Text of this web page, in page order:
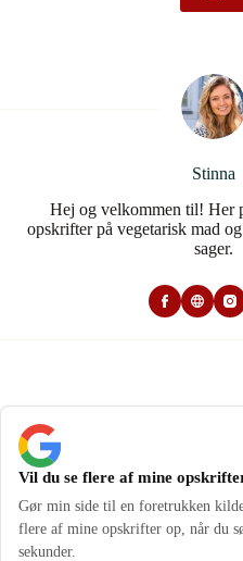
Stinna
Hej og velkommen til! Her
opskrifter på vegetarisk mad
sager.
Vil du se flere af mine
Gør min side til en foretrukken
flere af mine opskrifter op, når du
sekunder.